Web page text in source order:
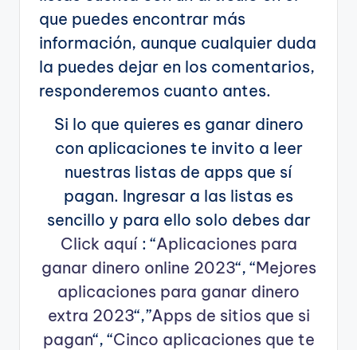
que puedes encontrar más
información, aunque cualquier duda
la puedes dejar en los comentarios,
responderemos cuanto antes.
Si lo que quieres es ganar dinero
con aplicaciones te invito a leer
nuestras listas de apps que sí
pagan. Ingresar a las listas es
sencillo y para ello solo debes dar
Click aquí: “Aplicaciones para
ganar dinero online 2023“, “Mejores
aplicaciones para ganar dinero
extra 2023“,”Apps de sitios que si
pagan“, “Cinco aplicaciones que te